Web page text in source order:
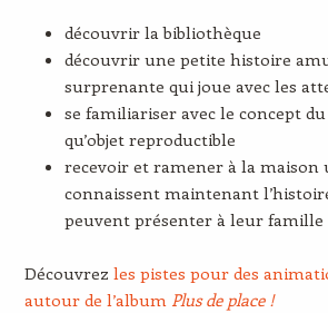
découvrir la bibliothèque
découvrir une petite histoire
surprenante qui joue avec les
se familiariser avec le concept
qu’objet reproductible
recevoir et ramener à la maison
connaissent maintenant
peuvent présenter à leur famille
Découvrez les pistes pour des
autour de l’album Plus de place !